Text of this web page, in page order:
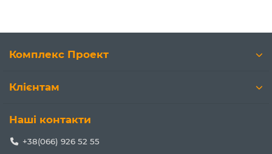
Комплекс Проект
Клієнтам
Наші контакти
+38(066) 926 52 55